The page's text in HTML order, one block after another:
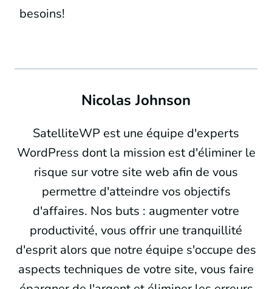
besoins!
Nicolas Johnson
SatelliteWP est une équipe d'experts
WordPress dont la mission est d'éliminer le
risque sur votre site web afin de vous
permettre d'atteindre vos objectifs
d'affaires. Nos buts : augmenter votre
productivité, vous offrir une tranquillité
d'esprit alors que notre équipe s'occupe des
aspects techniques de votre site, vous faire